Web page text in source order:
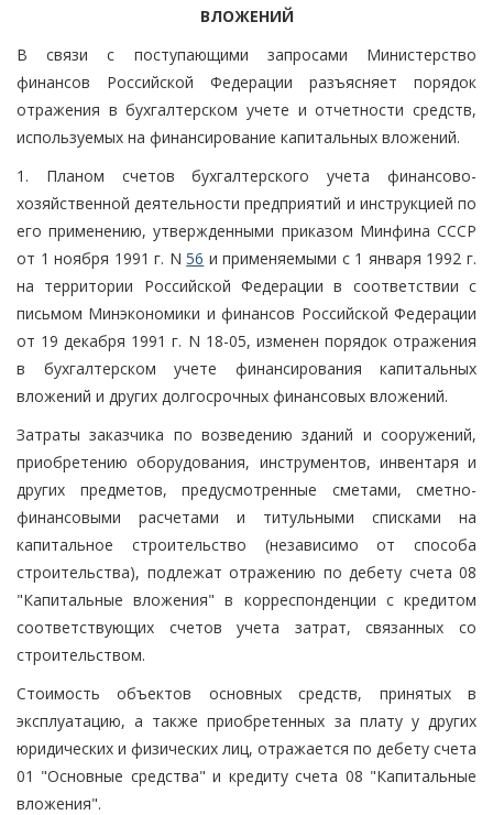
ВЛОЖЕНИЙ
В связи с поступающими запросами Министерство
финансов Российской Федерации разъясняет порядок
отражения в бухгалтерском учете и отчетности средств,
используемых на финансирование капитальных вложений.
1. Планом счетов бухгалтерского учета финансово-
хозяйственной деятельности предприятий и инструкцией по
его применению, утвержденными приказом Минфина СССР
от 1 ноября 1991 г. N56 и применяемыми с 1 января 1992 г.
на территории Российской Федерации в соответствии с
письмом Минэкономики и финансов Российской Федерации
от 19 декабря 1991 г. N 18-05, изменен порядок отражения
в бухгалтерском учете финансирования капитальных
вложений и других долгосрочных финансовых вложений.
Затраты заказчика по возведению зданий и сооружений,
приобретению оборудования, инструментов, инвентаря и
других предметов, предусмотренные сметами, сметно-
финансовыми расчетами и титульными списками на
капитальное строительство (независимо от способа
строительства), подлежат отражению по дебету счета 08
"Капитальные вложения" в корреспонденции с кредитом
соответствующих счетов учета затрат, связанных со
строительством.
Стоимость объектов основных средств, принятых в
эксплуатацию, а также приобретенных за плату у других
юридических и физических лиц, отражается по дебету счета
01 "Основные средства" и кредиту счета 08 "Капитальные
вложения".